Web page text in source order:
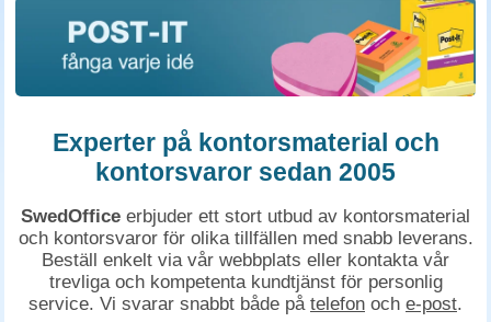
Experter på kontorsmaterial och
kontorsvaror sedan 2005
SwedOffice erbjuder ett stort utbud av kontorsmaterial
och kontorsvaror för olika tillfällen med snabb leverans.
Beställ enkelt via vår webbplats eller kontakta vår
trevliga och kompetenta kundtjänst för personlig
service. Vi svarar snabbt både på telefon och e-post.